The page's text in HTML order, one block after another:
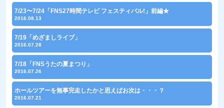
7/23〜7/24「FNS27時間テレビ フェスティバル!」前編★
2016.08.13
7/19「めざましライブ」
2016.07.28
7/18「FNSうたの夏まつり」
2016.07.26
ホールツアーを無事完走したかと思えばお次は・・・？
2016.07.21